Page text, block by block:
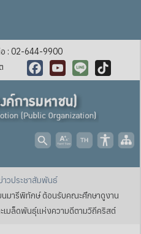
: 02-644-9900
Facebook
YouTube
Line TikTok
าวประชาสัมพันธ์
นมารีพิทักษ์ ต้อนรับคณะศึกษาดูงาน
เมล็ดพันธุ์แห่งความดีตามวิถีคริสต์